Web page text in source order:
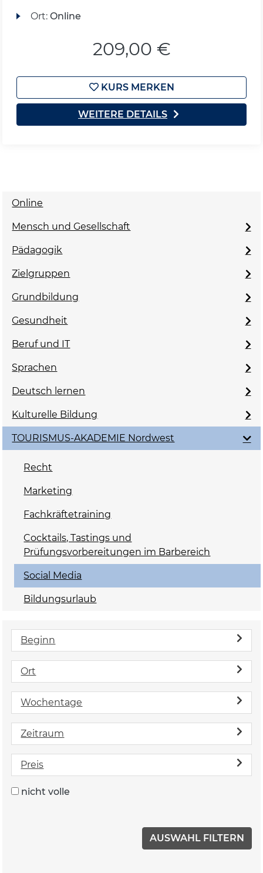
Ort: Online
209,00 €
KURS MERKEN
WEITERE DETAILS
Online
Mensch und Gesellschaft
Pädagogik
Zielgruppen
Grundbildung
Gesundheit
Beruf und IT
Sprachen
Deutsch lernen
Kulturelle Bildung
TOURISMUS-AKADEMIE Nordwest
Recht
Marketing
Fachkräftetraining
Cocktails, Tastings und
Prüfungsvorbereitungen im Barbereich
Social Media
Bildungsurlaub
Beginn
Ort
Wochentage
Zeitraum
Preis
nicht volle